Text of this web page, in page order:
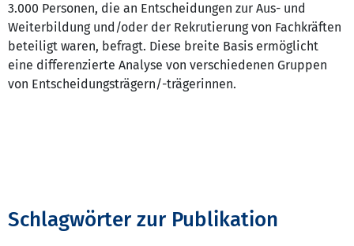
3.000 Personen, die an Entscheidungen zur Aus- und
Weiterbildung und/oder der Rekrutierung von Fachkräften
beteiligt waren, befragt. Diese breite Basis ermöglicht
eine differenzierte Analyse von verschiedenen Gruppen
von Entscheidungsträgern/-trägerinnen.
Schlagwörter zur Publikation